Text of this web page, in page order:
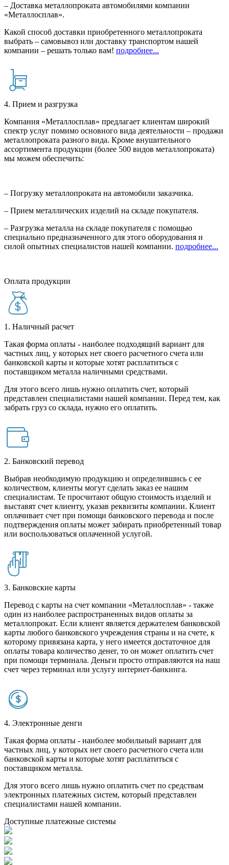
– Доставка металлопроката автомобилями компании
«Металлосплав».
Какой способ доставки приобретенного металлопроката
выбрать – самовывоз или доставку транспортом нашей
компании – решать только вам! подробнее...
4. Прием и разгрузка
Компания «Металлосплав» предлагает клиентам широкий
спектр услуг помимо основного вида деятельности – продажи
металлопроката разного вида. Кроме внушительного
ассортимента продукции (более 500 видов металлопроката)
мы можем обеспечить:
– Погрузку металлопроката на автомобили заказчика.
– Прием металлических изделий на складе покупателя.
– Разгрузка металла на складе покупателя с помощью
специально предназначенного для этого оборудования и
силой опытных специалистов нашей компании. подробнее...
Оплата продукции
1. Наличный расчет
Такая форма оплаты - наиболее подходящий вариант для
частных лиц, у которых нет своего расчетного счета или
банковской карты и которые хотят расплатиться с
поставщиком металла наличными средствами.
Для этого всего лишь нужно оплатить счет, который
представлен специалистами нашей компании. Перед тем, как
забрать груз со склада, нужно его оплатить.
2. Банковский перевод
Выбрав необходимую продукцию и определившись с ее
количеством, клиенты могут сделать заказ ее нашим
специалистам. Те просчитают общую стоимость изделий и
выставят счет клиенту, указав реквизиты компании. Клиент
оплачивает счет при помощи банковского перевода и после
подтверждения оплаты может забирать приобретенный товар
или воспользоваться оплаченной услугой.
3. Банковские карты
Перевод с карты на счет компании «Металлосплав» - также
один из наиболее распространенных видов оплаты за
металлопрокат. Если клиент является держателем банковской
карты любого банковского учреждения страны и на счете, к
которому привязана карта, у него имеется достаточное для
оплаты товара количество денег, то он может оплатить счет
при помощи терминала. Деньги просто отправляются на наш
счет через терминал или услугу интернет-банкинга.
4. Электронные денги
Такая форма оплаты - наиболее мобильный вариант для
частных лиц, у которых нет своего расчетного счета или
банковской карты и которые хотят расплатиться с
поставщиком металла.
Для этого всего лишь нужно оплатить счет по средствам
электронных платежных систем, который представлен
специалистами нашей компании.
Доступные платежные системы